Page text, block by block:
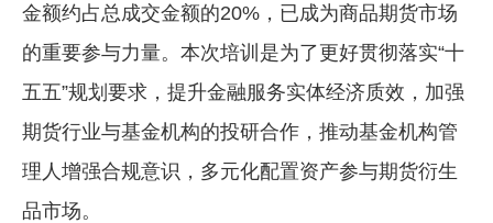
金额约占总成交金额的20%，已成为商品期货市场
的重要参与力量。本次培训是为了更好贯彻落实“十
五五”规划要求，提升金融服务实体经济质效，加强
期货行业与基金机构的投研合作，推动基金机构管
理人增强合规意识，多元化配置资产参与期货衍生
品市场。